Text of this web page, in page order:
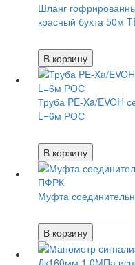
Шланг
красный бухта 50м
В корзину
Труба PE-Xa/EVOH
L=6м РОС
В корзину
Муфта
В корзину